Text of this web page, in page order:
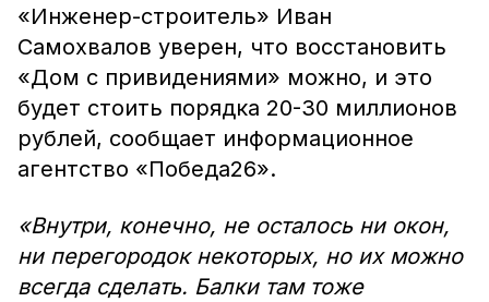
«Инженер-строитель» Иван
Самохвалов уверен, что восстановить
«Дом с привидениями» можно, и это
будет стоить порядка 20-30 миллионов
рублей, сообщает информационное
агентство «Победа26».
«Внутри, конечно, не осталось ни окон,
ни перегородок некоторых, но их можно
всегда сделать. Балки там тоже